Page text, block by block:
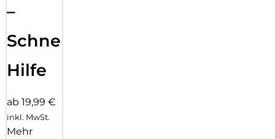
–
Schnelle
Hilfe
ab 19,99 €
inkl. MwSt.
Mehr